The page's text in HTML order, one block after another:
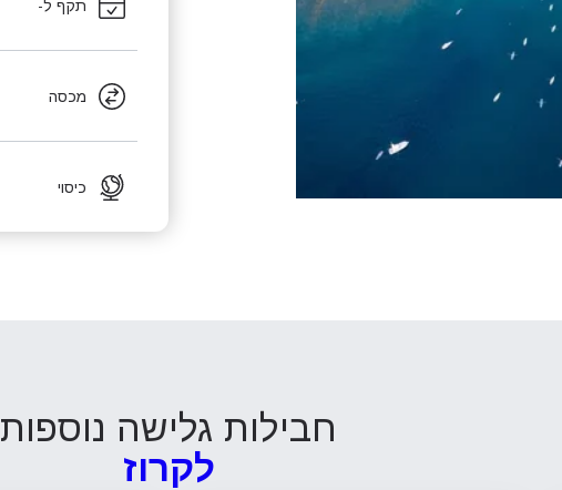
תקף ל-
מכסה
כיסוי
חבילות גלישה נוספות
לקרוז